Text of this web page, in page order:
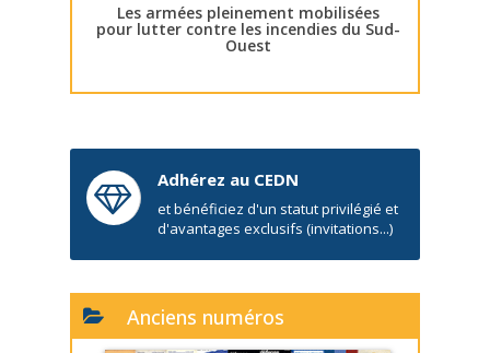
Les armées pleinement mobilisées
pour lutter contre les incendies du Sud-
Ouest
Adhérez au CEDN
et bénéficiez d'un statut privilégié et
d'avantages exclusifs (invitations...)
Anciens numéros